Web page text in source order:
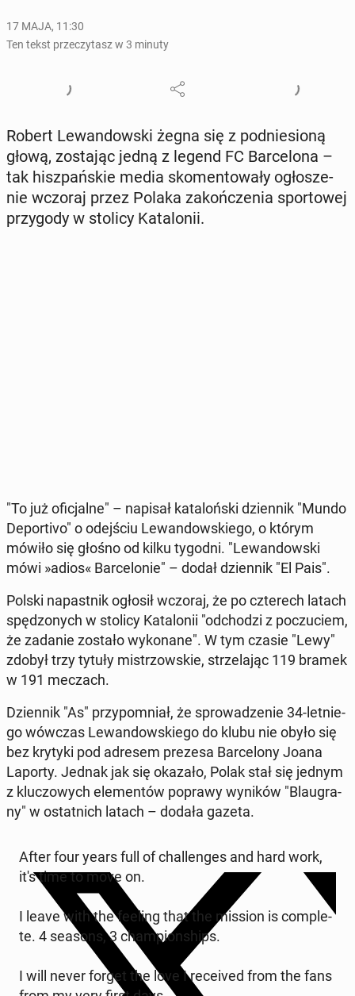
17 MAJA, 11:30
Ten tekst przeczytasz w 3 minuty
Robert Le­wan­dow­ski żegna się z pod­nie­sio­ną
głową, zo­sta­jąc jedną z legend FC Bar­ce­lo­na –
tak hisz­pań­skie media sko­men­to­wa­ły ogło­sze­
nie wczoraj przez Polaka za­koń­cze­nia spor­to­wej
przy­go­dy w stolicy Ka­ta­lo­nii.
"To już ofi­cjal­ne" – napisał ka­ta­loń­ski dzien­nik "Mundo
De­por­ti­vo" o odej­ściu Le­wan­dow­skie­go, o którym
mówiło się głośno od kilku tygodni. "Le­wan­dow­ski
mówi »adios« Bar­ce­lo­nie" – dodał dzien­nik "El Pais".
Polski na­past­nik ogłosił wczoraj, że po czte­rech latach
spę­dzo­nych w stolicy Ka­ta­lo­nii "od­cho­dzi z po­czu­ciem,
że zadanie zostało wy­ko­na­ne". W tym czasie "Lewy"
zdobył trzy tytuły mi­strzow­skie, strze­la­jąc 119 bramek
w 191 meczach.
Dzien­nik "As" przy­po­mniał, że spro­wa­dze­nie 34-let­nie­
go wówczas Le­wan­dow­skie­go do klubu nie obyło się
bez krytyki pod adresem prezesa Bar­ce­lo­ny Joana
Laporty. Jednak jak się okazało, Polak stał się jednym
z klu­czo­wych ele­men­tów poprawy wyników "Blau­gra­
ny" w ostat­nich latach – dodała gazeta.
After four years full of chal­len­ges and hard work,
it's time to move on.
I leave with the feeling that the mission is com­ple­
te. 4 seasons, 3 cham­pion­ships.
I will never forget the love I re­ce­ived from the fans